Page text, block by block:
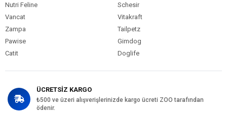
Nutri Feline
Schesir
Vancat
Vitakraft
Zampa
Tailpetz
Pawise
Gimdog
Catit
Doglife
ÜCRETSİZ KARGO
₺500 ve üzeri alışverişlerinizde kargo ücreti ZOO tarafından
ödenir.